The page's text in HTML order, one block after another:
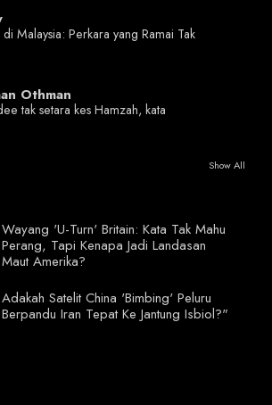
Malaysia: Perkara yang Ramai Tak
Othman
tak setara kes Hamzah, kata
Show All
Wayang 'U-Turn' Britain: Kata Tak Mahu
Perang, Tapi Kenapa Jadi Landasan
Maut Amerika?
Adakah Satelit China 'Bimbing' Peluru
Berpandu Iran Tepat Ke Jantung Isbiol?"